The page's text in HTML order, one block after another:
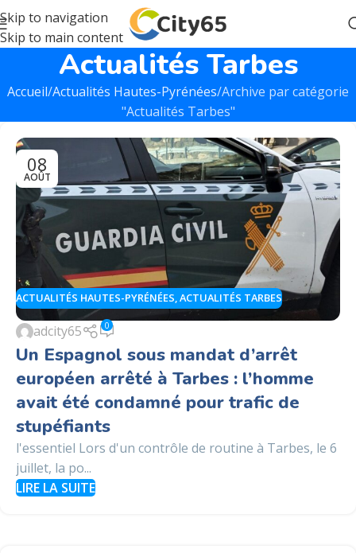
Skip to navigation
Skip to main content
Actualités Tarbes
Accueil Actualités Hautes-Pyrénées Archive par catégorie
"Actualités Tarbes"
08
AOÛT
ACTUALITÉS HAUTES-PYRÉNÉES,ACTUALITÉS TARBES
adcity65 0
Un Espagnol sous mandat d’arrêt
européen arrêté à Tarbes : l’homme
avait été condamné pour trafic de
stupéfiants
l'essentiel Lors d'un contrôle de routine à Tarbes, le 6
juillet, la po...
LIRE LA SUITE